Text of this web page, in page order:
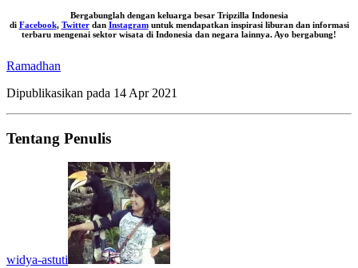
Bergabunglah dengan keluarga besar Tripzilla Indonesia
di Facebook, Twitterdan Instagramuntuk mendapatkan inspirasi liburan dan informasi
terbaru mengenai sektor wisata di Indonesia dan negara lainnya. Ayo bergabung!
Ramadhan
Dipublikasikan pada 14 Apr 2021
Tentang Penulis
widya-astuti